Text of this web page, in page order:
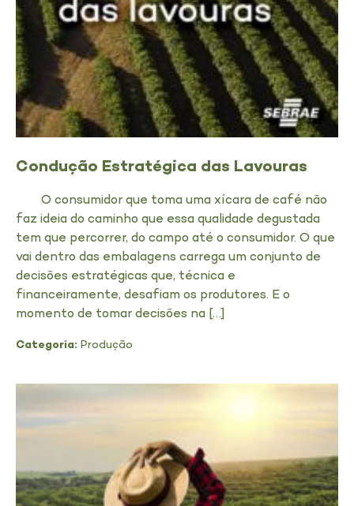
Condução Estratégica das Lavouras
O consumidor que toma uma xícara de café não
faz ideia do caminho que essa qualidade degustada
tem que percorrer, do campo até o consumidor. O que
vai dentro das embalagens carrega um conjunto de
decisões estratégicas que, técnica e
financeiramente, desafiam os produtores. E o
momento de tomar decisões na […]
Categoria: Produção